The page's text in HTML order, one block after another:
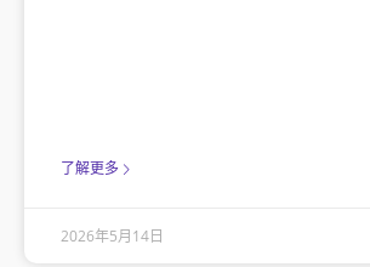
了解更多
2026年5月14日